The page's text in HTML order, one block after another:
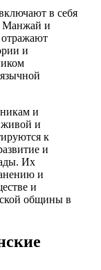
в себя
Манжай и
и
и
живой и
к
и
Их
и
и
общины в